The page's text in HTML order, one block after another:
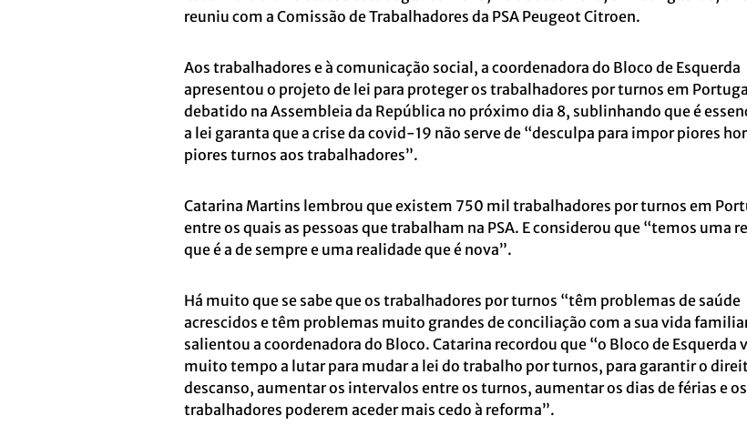
reuniu com a Comissão de Trabalhadores da PSA Peugeot Citroen.
Aos trabalhadores e à comunicação social, a coordenadora do Bloco de Esquerda
apresentou o projeto de lei para proteger os trabalhadores por turnos em
debatido na Assembleia da República no próximo dia 8, sublinhando que é
a lei garanta que a crise da covid-19 não serve de “desculpa para impor piores
piores turnos aos trabalhadores”.
Catarina Martins lembrou que existem 750 mil trabalhadores por turnos em
entre os quais as pessoas que trabalham na PSA. E considerou que “temos uma
que é a de sempre e uma realidade que é nova”.
Há muito que se sabe que os trabalhadores por turnos “têm problemas de saúde
acrescidos e têm problemas muito grandes de conciliação com a sua vida
salientou a coordenadora do Bloco. Catarina recordou que “o Bloco de Esquerda
muito tempo a lutar para mudar a lei do trabalho por turnos, para garantir o
descanso, aumentar os intervalos entre os turnos, aumentar os dias de férias e os
trabalhadores poderem aceder mais cedo à reforma”.